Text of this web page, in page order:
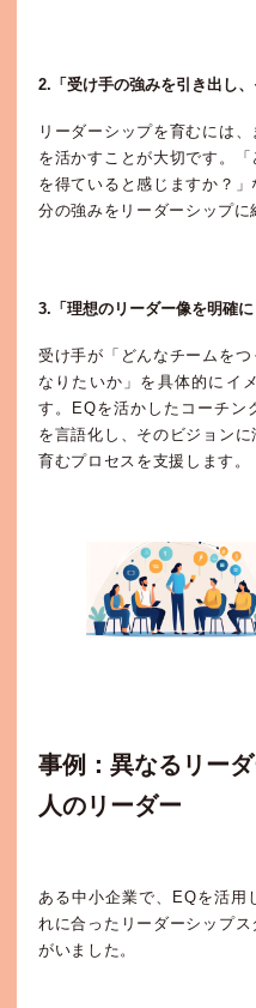
2.「受け手の強みを引き出し
リーダーシップを育むには
を活かすことが大切です。
を得ていると感じますか？
分の強みをリーダーシップに
3.「理想のリーダー像を明確
受け手が「どんなチームを
なりたいか」を具体的にイ
す。EQを活かしたコーチン
を言語化し、そのビジョン
育むプロセスを支援します。
事例：異なるリー
人のリーダー
ある中小企業で、EQを活用
れに合ったリーダーシップ
がいました。